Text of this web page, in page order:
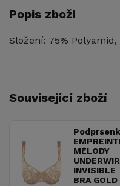
Popis zboží
Složení: 75% Polyamid,
Související zboží
MÉLODY
INVISIBLE
BRA GOLD